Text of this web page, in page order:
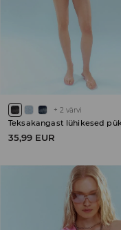
+ 2 värvi
35,99 EUR